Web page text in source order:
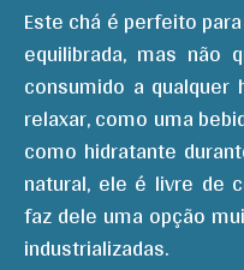
Este chá é perfeito
equilibrada, mas não
consumido a
relaxar, como uma
como hidratante
natural, ele é livre de
faz dele uma opção
industrializadas.